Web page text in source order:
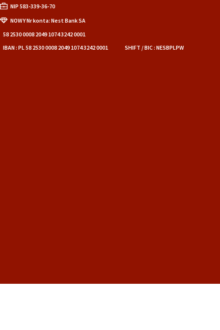
NIP 583-339-36-70
NOWY Nr konta: Nest Bank SA
58 2530 0008 2049 1074 3242 0001
IBAN : PL 58 2530 0008 2049 1074 3242 0001
SHIFT / BIC : NESBPLPW